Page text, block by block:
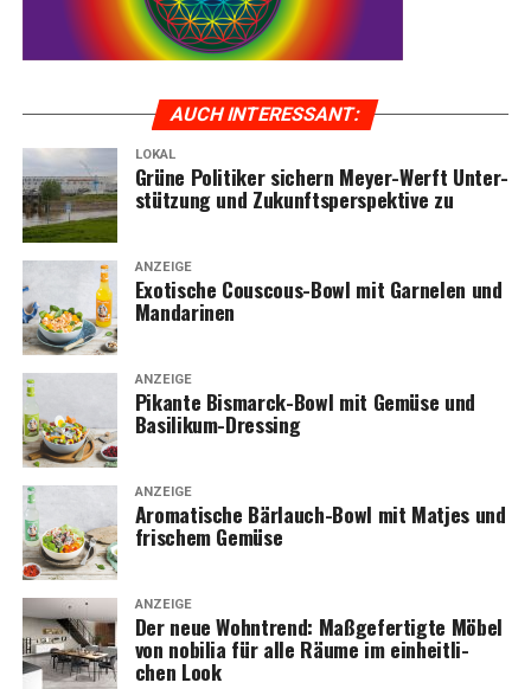
KOGA — Fach­händ­ler im Emsland
AUCH INTER­ES­SANT:
LOKAL
Grü­ne Poli­ti­ker sichern Mey­er-Werft Unter­
stüt­zung und Zukunfts­per­spek­ti­ve zu
ANZEIGE
Exo­ti­sche Cous­cous-Bowl mit Gar­ne­len und
Mandarinen
ANZEIGE
Pikan­te Bis­marck-Bowl mit Gemü­se und
Basilikum-Dressing
ANZEIGE
Aro­ma­ti­sche Bär­lauch-Bowl mit Mat­jes und
fri­schem Gemüse
ANZEIGE
Der neue Wohn­trend: Maß­ge­fer­tig­te Möbel
von nobi­lia für alle Räu­me im ein­heit­li­
chen Look